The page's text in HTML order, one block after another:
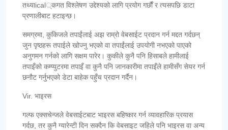
तथ्याical्कगत विश्लेषण उद्देश्यको लागि प्रयोग गर्छौं र त्यसपछि डाटा
प्रणालीबाट हटाइन्छ।
समग्रमा, कुकिजले तपाईंलाई अझ राम्रो वेबसाईट प्रदान गर्न मद्दत गर्दछन्
जुन पृष्ठहरू तपाईले खोज्नु भएको वा तपाईंलाई उपयोगी नभएको पाएको
अनुगमन गर्नको लागि सक्षम पारेर। कुकीले कुनै पनि हिसाबले हामीलाई
तपाइँको कम्प्युटरमा तपाइँ वा कुनै पनि जानकारीमा तपाइँले हामीसँग सेयर गर्न
छनौट गर्नुभएको डेटा बाहेक पहुँच प्रदान गर्दैन।
Vir. भाइरस
गल्फ एक्सचेन्जले वेबसाईटबाट भाइरस बहिष्कार गर्न व्यावहारिक प्रयास
गर्दछ, तर कुनै ग्यारेन्टी दिन सक्दैन कि वेबसाइट जहिले पनि भाइरस वा अन्य